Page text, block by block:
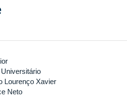
Lourenço Xavier
Neto